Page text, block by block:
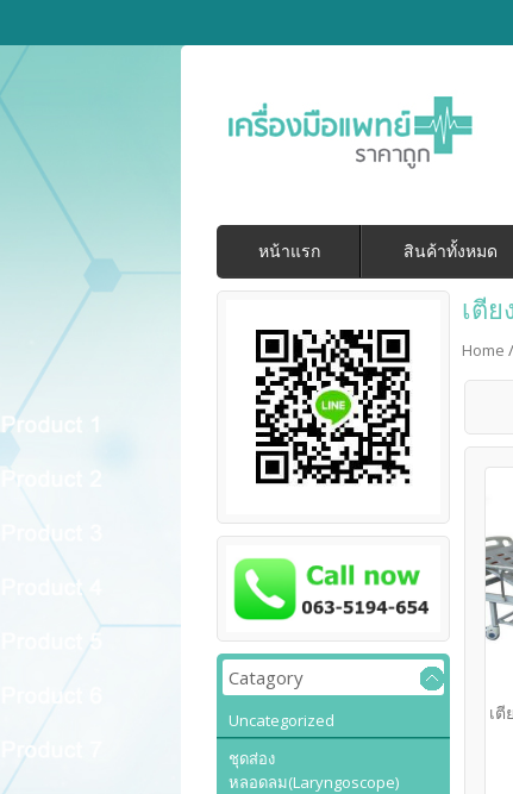
หน้าแรก สินค้าทั้งหมด
เตี
Home /
เ
Catagory
Uncategorized
ชุดส่อง
หลอดลม(Laryngoscope)